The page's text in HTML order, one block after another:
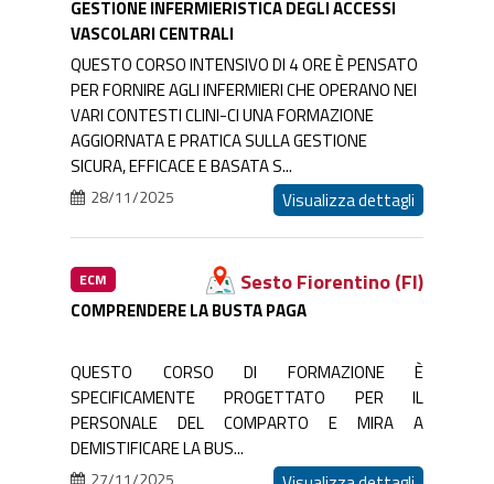
GESTIONE INFERMIERISTICA DEGLI ACCESSI
VASCOLARI CENTRALI
QUESTO CORSO INTENSIVO DI 4 ORE È PENSATO
PER FORNIRE AGLI INFERMIERI CHE OPERANO NEI
VARI CONTESTI CLINI-CI UNA FORMAZIONE
AGGIORNATA E PRATICA SULLA GESTIONE
SICURA, EFFICACE E BASATA S...
28/11/2025 Visualizza dettagli
ECM Sesto Fiorentino (FI)
COMPRENDERE LA BUSTA PAGA
QUESTO CORSO DI FORMAZIONE È
SPECIFICAMENTE PROGETTATO PER IL
PERSONALE DEL COMPARTO E MIRA A
DEMISTIFICARE LA BUS...
27/11/2025